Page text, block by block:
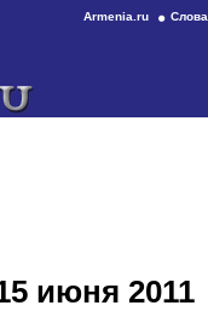
Armenia.ru
июня 2011